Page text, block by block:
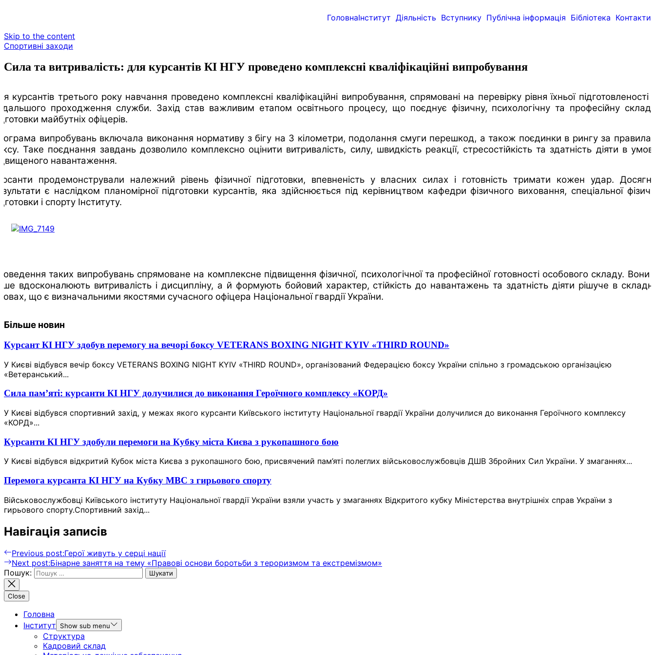
ГоловнаІнститут Діяльність Вступнику Публічна інформація Бібліотека Контакти
Skip to the content
Спортивні заходи
Сила та витривалість: для курсантів КІ НГУ проведено комплексні кваліфікаційні випробування
курсантів третього року навчання проведено комплексні кваліфікаційні випробування, спрямовані на перевірку рівня їхньої підготовленості
проходження служби. Захід став важливим етапом освітнього процесу, що поєднує фізичну, психологічну та професійну
майбутніх офіцерів.
випробувань включала виконання нормативу з бігу на 3 кілометри, подолання смуги перешкод, а також поєдинки в рингу за
Таке поєднання завдань дозволило комплексно оцінити витривалість, силу, швидкість реакції, стресостійкість та здатність діяти в
навантаження.
продемонстрували належний рівень фізичної підготовки, впевненість у власних силах і готовність тримати кожен удар.
є наслідком планомірної підготовки курсантів, яка здійснюється під керівництвом кафедри фізичного виховання, спеціальної
і спорту Інституту.
таких випробувань спрямоване на комплексне підвищення фізичної, психологічної та професійної готовності особового складу. Вони
вдосконалюють витривалість і дисципліну, а й формують бойовий характер, стійкість до навантажень та здатність діяти рішуче в
що є визначальними якостями сучасного офіцера Національної гвардії України.
Більше новин
Курсант КІ НГУ здобув перемогу на вечорі боксу VETERANS BOXING NIGHT KYIV «THIRD ROUND»
У Києві відбувся вечір боксу VETERANS BOXING NIGHT KYIV «THIRD ROUND», організований Федерацією боксу України спільно з громадською організацією
«Ветеранський...
Сила пам’яті: курсанти КІ НГУ долучилися до виконання Героїчного комплексу «КОРД»
У Києві відбувся спортивний захід, у межах якого курсанти Київського інституту Національної гвардії України долучилися до виконання Героїчного комплексу
«КОРД»...
Курсанти КІ НГУ здобули перемоги на Кубку міста Києва з рукопашного бою
У Києві відбувся відкритий Кубок міста Києва з рукопашного бою, присвячений пам’яті полеглих військовослужбовців ДШВ Збройних Сил України. У змаганнях...
Перемога курсанта КІ НГУ на Кубку МВС з гирьового спорту
Військовослужбовці Київського інституту Національної гвардії України взяли участь у змаганнях Відкритого кубку Міністерства внутрішніх справ України з
гирьового спорту.Спортивний захід...
Навігація записів
Previous post:Герої живуть у серці нації
Next post:Бінарне заняття на тему «Правові основи боротьби з тероризмом та екстремізмом»
Пошук:
Close
Головна
Інститут
Show sub menu
Структура
Кадровий склад